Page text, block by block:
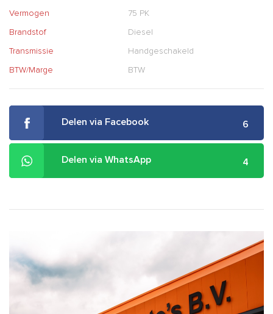
Vermogen
75 PK
Brandstof
Diesel
Transmissie
Handgeschakeld
BTW/Marge
BTW
Delen via Facebook 6
Delen via WhatsApp 4